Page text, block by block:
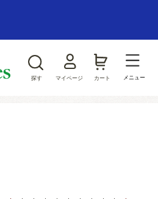
探す マイページ カート メニュー